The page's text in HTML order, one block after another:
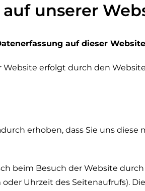
unserer
auf dieser
Website erfolgt durch den
erhoben, dass Sie uns
beim Besuch der Website
Uhrzeit des Seitenaufrufs).